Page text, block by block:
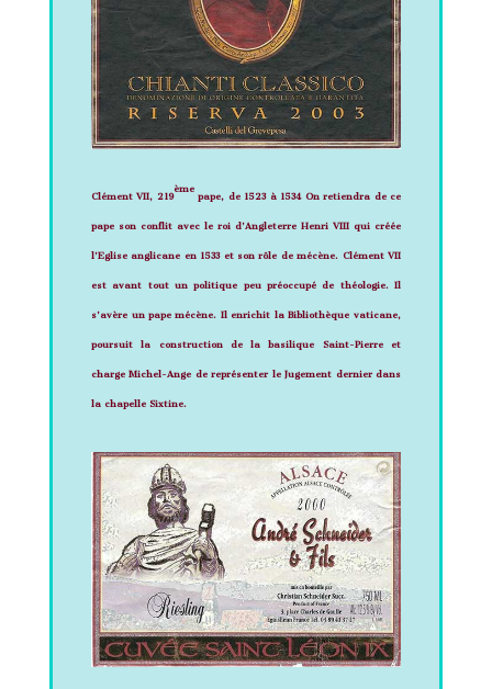
Clément VII, 219
ème
pape, de 1523 à 1534 On retiendra de ce
pape son conflit avec le roi d’Angleterre Henri VIII qui créée
l’Eglise anglicane en 1533 et son rôle de mécène. Clément VII
est avant tout un politique peu préoccupé de théologie. Il
s’avère un pape mécène. Il enrichit la Bibliothèque vaticane,
poursuit la construction de la basilique Saint-Pierre et
charge Michel-Ange de représenter le Jugement dernier dans
la chapelle Sixtine.